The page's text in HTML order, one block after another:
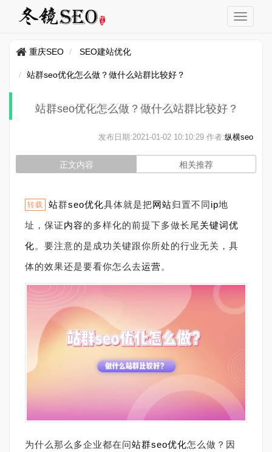
重庆SEO SEO建站优化
站群seo优化怎么做？做什么站群比较好？
站群seo优化怎么做？做什么站群比较好？
发布日期:2021-01-02 10:10:29 作者:纵横seo
正文内容 相关推荐
转载 站群seo优化具体就是把网站归置不同ip地
址，保证内容的多样化的前提下多做长尾关键词优
化。要注意的是成功关键跟你所处的行业无关，具
体的效果还是要看你怎么去运营。
为什么那么多企业都在问站群seo优化怎么做？因